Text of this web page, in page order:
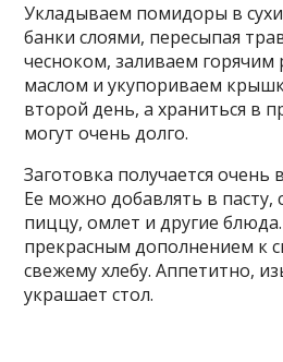
Укладываем помидоры в
банки слоями, пересыпая
чесноком, заливаем горячим
маслом и укупориваем
второй день, а храниться в
могут очень долго.
Заготовка получается очень
Ее можно добавлять в пасту,
пиццу, омлет и другие блюда.
прекрасным дополнением к
свежему хлебу. Аппетитно,
украшает стол.